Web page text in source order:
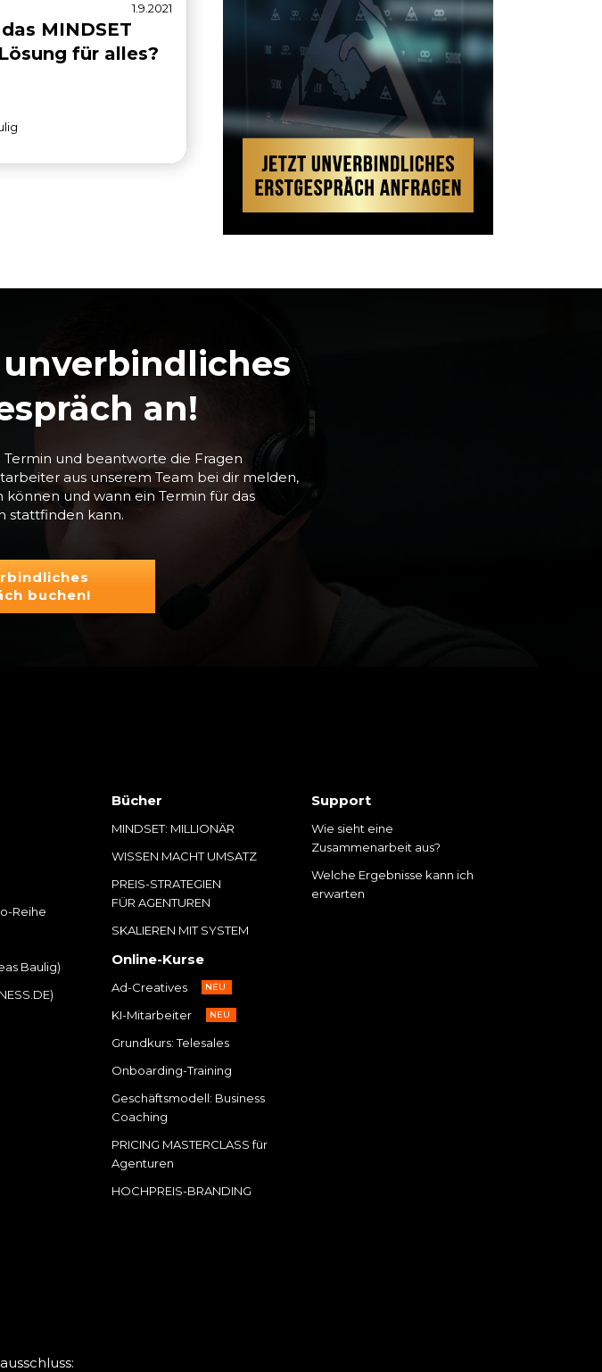
1.9.2021
MINDSET
für alles?
an!
und beantworte die Fragen
aus unserem Team bei dir melden,
und wann ein Termin für das
stattfinden kann.
buchen!
Reihe
Baulig)
Bücher
MINDSET: MILLIONÄR
WISSEN MACHT UMSATZ
PREIS-STRATEGIEN
FÜR AGENTUREN
SKALIEREN MIT SYSTEM
Online-Kurse
Ad-Creatives NEU
KI-Mitarbeiter NEU
Grundkurs: Telesales
Onboarding-Training
Geschäftsmodell: Business
Coaching
PRICING MASTERCLASS für
Agenturen
HOCHPREIS-BRANDING
Support
Wie sieht eine
Zusammenarbeit aus?
Welche Ergebnisse kann ich
erwarten